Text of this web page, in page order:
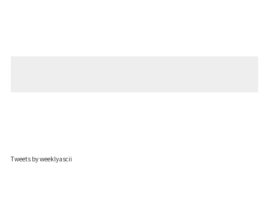
Tweets by weeklyascii